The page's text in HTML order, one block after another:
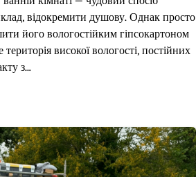
відокремити душову. Однак просто
його вологостійким гіпсокартоном
високої вологості, постійних
з…